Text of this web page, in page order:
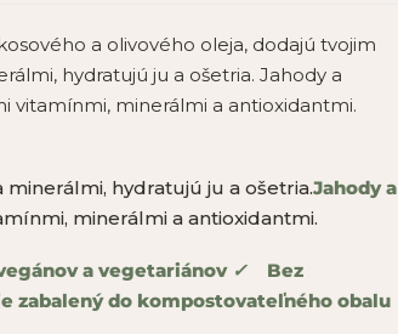
a olivového oleja, dodajú tvojim
hydratujú ju a ošetria. Jahody a
vitamínmi, minerálmi a antioxidantmi.
hydratujú ju a ošetria.Jahody a
minerálmi a antioxidantmi.
a vegetariánov ✓ Bez
zabalený do kompostovateľného obalu